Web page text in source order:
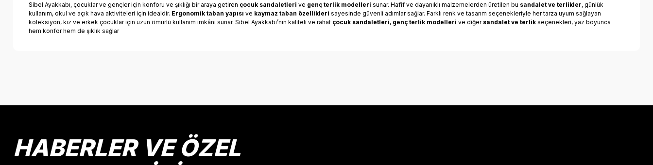
Sibel Ayakkabı, çocuklar ve gençler için konforu ve şıklığı bir araya getiren çocuk sandaletleri ve genç terlik modelleri sunar. Hafif ve dayanıklı malzemelerden üretilen bu sandalet ve terlikler, günlük
kullanım, okul ve açık hava aktiviteleri için idealdir. Ergonomik taban yapısı ve kaymaz taban özellikleri sayesinde güvenli adımlar sağlar. Farklı renk ve tasarım seçenekleriyle her tarza uyum sağlayan
koleksiyon, kız ve erkek çocuklar için uzun ömürlü kullanım imkânı sunar. Sibel Ayakkabı’nın kaliteli ve rahat çocuk sandaletleri, genç terlik modelleri ve diğer sandalet ve terlik seçenekleri, yaz boyunca
hem konfor hem de şıklık sağlar
Ürün resmi kalitesiz, bozuk veya görüntülenemiyor.
Ürün fiyatı diğer sitelerden daha pahalı.
Bu ürüne benzer farklı alternatifler olmalı.
HABERLER VE ÖZEL